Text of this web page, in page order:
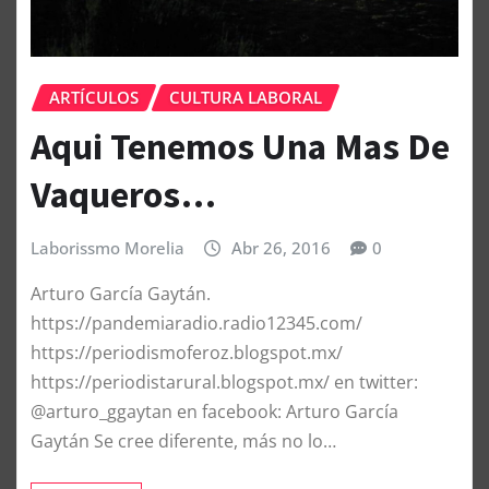
ARTÍCULOS CULTURA LABORAL
Aqui Tenemos Una Mas De
Vaqueros…
Laborissmo Morelia Abr 26, 2016 0
Arturo García Gaytán.
https://pandemiaradio.radio12345.com/
https://periodismoferoz.blogspot.mx/
https://periodistarural.blogspot.mx/ en twitter:
@arturo_ggaytan en facebook: Arturo García
Gaytán Se cree diferente, más no lo…